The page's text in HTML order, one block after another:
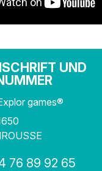
UND
games®
76 89 92 65